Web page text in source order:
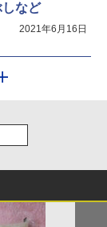
など
2021年6月16日